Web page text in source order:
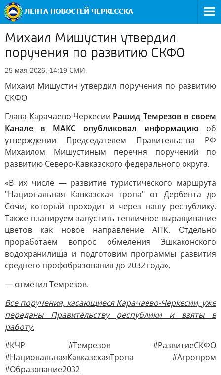
Михаил Мишустин утвердил
поручения по развитию СКФО
25 мая 2026, 14:19 СМИ
Михаил Мишустин утвердил поручения по развитию
СКФО
Глава Карачаево-Черкесии Рашид Темрезов в своем
Канале в МАКС опубликовал информацию об
утверждении Председателем Правительства РФ
Михаилом Мишустиным перечня поручений по
развитию Северо-Кавказского федерального округа.
«В их числе — развитие туристического маршрута
"Национальная Кавказская тропа" от Дербента до
Сочи, который проходит и через нашу республику.
Также планируем запустить тепличное выращивание
цветов как новое направление АПК. Отдельно
проработаем вопрос обмеления Эшкаконского
водохранилища и подготовим программы развития
среднего профобразования до 2032 года»,
— отметил Темрезов.
Все поручения, касающиеся Карачаево-Черкесии, уже
переданы Правительству республики и взяты в
работу.
#КЧР #Темрезов #РазвитиеСКФО
#НациональнаяКавказскаяТропа #Агропром
#Образование2032